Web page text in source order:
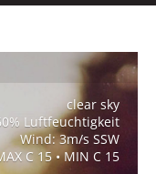
clear sky
Luftfeuchtigkeit
Wind: 3m/s SSW
C 15 • MIN C 15